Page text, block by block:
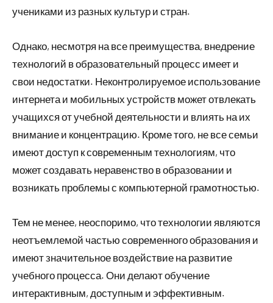
учениками из разных культур и стран.
Однако, несмотря на все преимущества, внедрение
технологий в образовательный процесс имеет и
свои недостатки. Неконтролируемое использование
интернета и мобильных устройств может отвлекать
учащихся от учебной деятельности и влиять на их
внимание и концентрацию. Кроме того, не все семьи
имеют доступ к современным технологиям, что
может создавать неравенство в образовании и
возникать проблемы с компьютерной грамотностью.
Тем не менее, неоспоримо, что технологии являются
неотъемлемой частью современного образования и
имеют значительное воздействие на развитие
учебного процесса. Они делают обучение
интерактивным, доступным и эффективным.